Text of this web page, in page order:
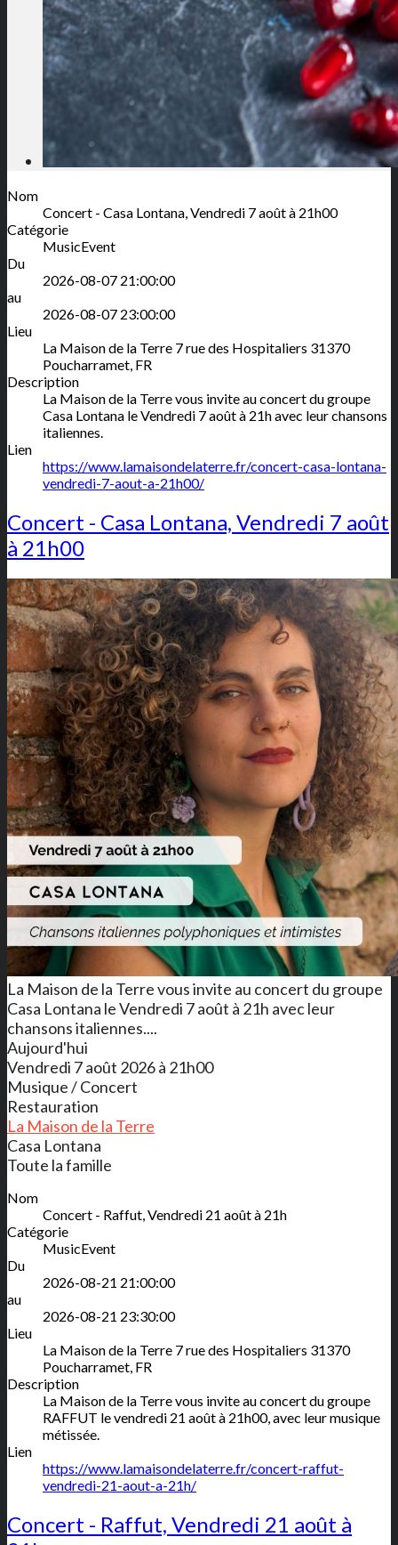
Nom
Concert - Casa Lontana, Vendredi 7 août à 21h00
Catégorie
MusicEvent
Du
2026-08-07 21:00:00
au
2026-08-07 23:00:00
Lieu
La Maison de la Terre 7 rue des Hospitaliers 31370
Poucharramet, FR
Description
La Maison de la Terre vous invite au concert du groupe
Casa Lontana le Vendredi 7 août à 21h avec leur chansons
italiennes.
Lien
https://www.lamaisondelaterre.fr/concert-casa-lontana-
vendredi-7-aout-a-21h00/
Concert - Casa Lontana, Vendredi 7 août
à 21h00
La Maison de la Terre vous invite au concert du groupe
Casa Lontana le Vendredi 7 août à 21h avec leur
chansons italiennes....
Aujourd'hui
Vendredi 7 août 2026 à 21h00
Musique / Concert
Restauration
La Maison de la Terre
Casa Lontana
Toute la famille
Nom
Concert - Raffut, Vendredi 21 août à 21h
Catégorie
MusicEvent
Du
2026-08-21 21:00:00
au
2026-08-21 23:30:00
Lieu
La Maison de la Terre 7 rue des Hospitaliers 31370
Poucharramet FR
Description
La Maison de la Terre vous invite au concert du groupe
RAFFUT le vendredi 21 août à 21h00, avec leur musique
métissée.
Lien
https://www.lamaisondelaterre.fr/concert-raffut-
vendredi-21-aout-a-21h/
Concert - Raffut, Vendredi 21 août à